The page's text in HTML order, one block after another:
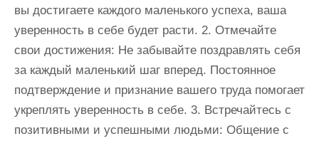
вы достигаете каждого маленького успеха, ваша
уверенность в себе будет расти. 2. Отмечайте
свои достижения: Не забывайте поздравлять себя
за каждый маленький шаг вперед. Постоянное
подтверждение и признание вашего труда помогает
укреплять уверенность в себе. 3. Встречайтесь с
позитивными и успешными людьми: Общение с